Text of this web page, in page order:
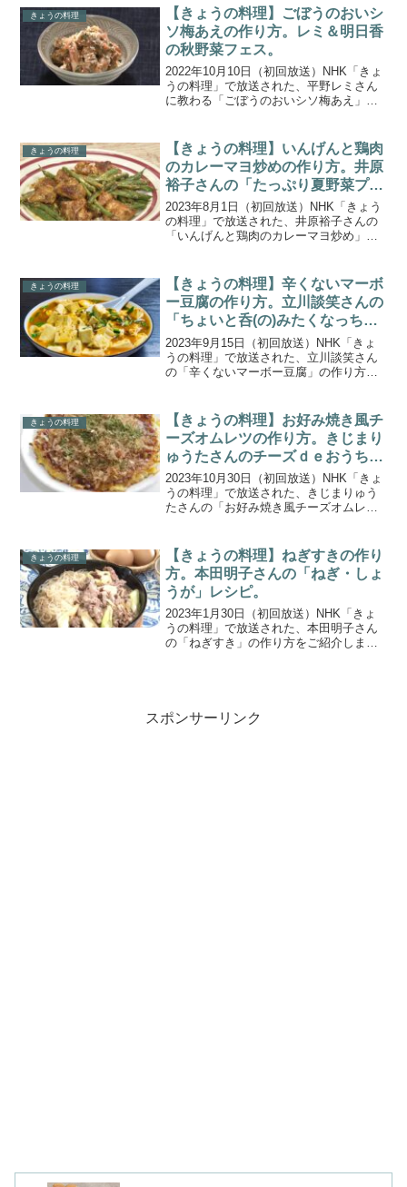
す。今月のいちおしスイーツは、おかし
作り初心者でも挑...
きょうの料理
【きょうの料理】ごぼうのおいシ
ソ梅あえの作り方。レミ＆明日香
の秋野菜フェス。
2022年10月10日（初回放送）NHK「きょ
うの料理」で放送された、平野レミさん
に教わる「ごぼうのおいシソ梅あえ」の
がそろって登場する2日間「レミ＆明日香
の秋野菜フェ...
きょうの料理
【きょうの料理】いんげんと鶏肉
のカレーマヨ炒めの作り方。井原
裕子さんの「たっぷり夏野菜プラ
ス１」。
2023年8月1日（初回放送）NHK「きょう
の料理」で放送された、井原裕子さんの
「いんげんと鶏肉のカレーマヨ炒め」の
ン食材をあえて１つに絞り、シンプルな
料理で旬の味わい...
きょうの料理
【きょうの料理】辛くないマーボ
ー豆腐の作り方。立川談笑さんの
「ちょいと呑(の)みたくなっちゃ
うね!」。
2023年9月15日（初回放送）NHK「きょ
うの料理」で放送された、立川談笑さん
の「辛くないマーボー豆腐」の作り方を
。特技の料理の腕をふだんから家族や弟
子たちのた...
きょうの料理
【きょうの料理】お好み焼き風チ
ーズオムレツの作り方。きじまり
ゅうたさんのチーズｄｅおうち居
酒屋。
2023年10月30日（初回放送）NHK「きょ
うの料理」で放送された、きじまりゅう
たさんの「お好み焼き風チーズオムレ
は、料理研究家のきじまりゅうたさん
が、うまみたっぷり...
きょうの料理
【きょうの料理】ねぎすきの作り
方。本田明子さんの「ねぎ・しょ
うが」レシピ。
2023年1月30日（初回放送）NHK「きょ
うの料理」で放送された、本田明子さん
の「ねぎすき」の作り方をご紹介しま
スポンサーリンク